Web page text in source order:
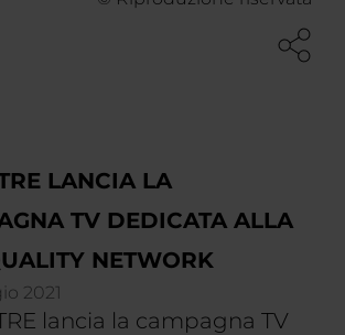
LANCIA LA
TV DEDICATA ALLA
NETWORK
2021
lancia la campagna TV